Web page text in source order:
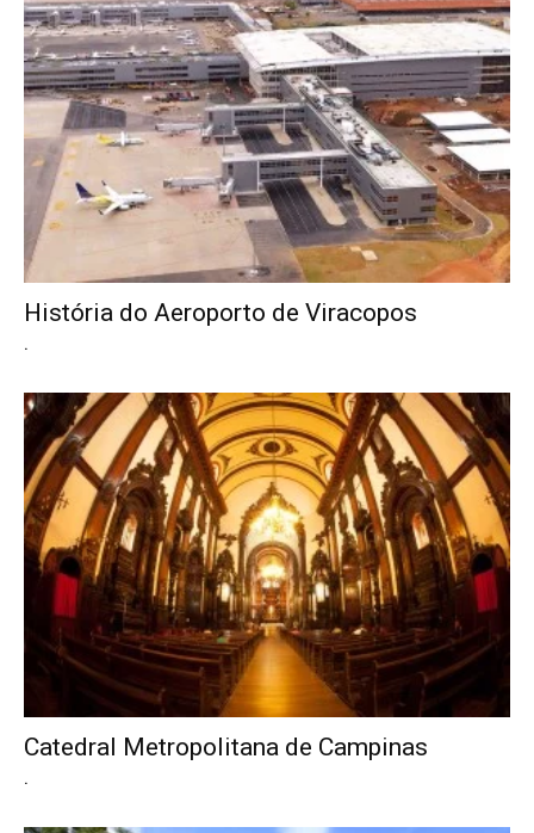
História do Aeroporto de Viracopos
.
Catedral Metropolitana de Campinas
.